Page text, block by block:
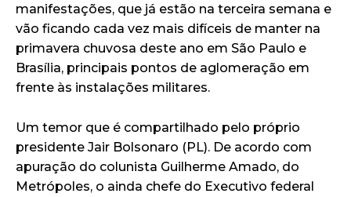
manifestações, que já estão na terceira semana e
vão ficando cada vez mais difíceis de manter na
primavera chuvosa deste ano em São Paulo e
Brasília, principais pontos de aglomeração em
frente às instalações militares.
Um temor que é compartilhado pelo próprio
presidente Jair Bolsonaro (PL). De acordo com
apuração do colunista Guilherme Amado, do
Metrópoles, o ainda chefe do Executivo federal